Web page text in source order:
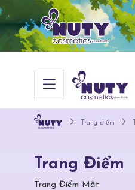
Trang điểm
Trang Điểm
Trang Điểm Mắt